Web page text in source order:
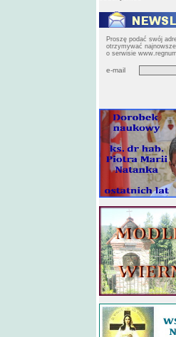
Proszę podać swój
otrzymywać
o serwisie
e-mail